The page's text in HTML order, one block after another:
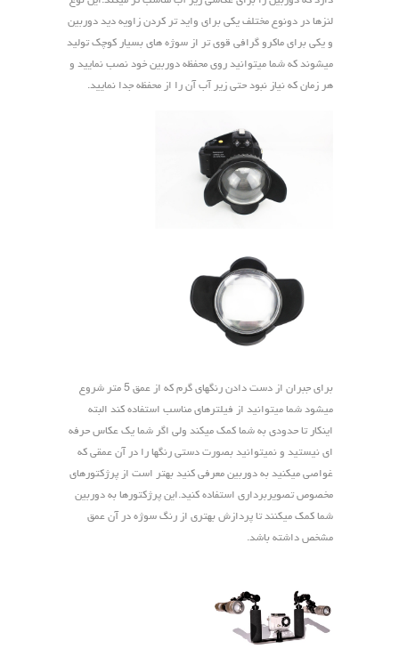
لنزها در دونوع مختلف یکی برای واید تر کردن زاویه دید دوربین
و یکی برای ماکرو گرافی قوی تر از سوژه های بسیار کوچک تولید
میشوند که شما میتوانید روی محفظه دوربین خود نصب نمایید و
هر زمان که نیاز نبود حتی زیر آب آن را از محفظه جدا نمایید.
برای جبران از دست دادن رنگهای گرم که از عمق 5 متر شروع
میشود شما میتوانید از فیلترهای مناسب استفاده کند البته
اینکار تا حدودی به شما کمک میکند ولی اگر شما یک عکاس حرفه
ای نیستید و نمیتوانید بصورت دستی رنگها را در آن عمقی که
غواصی میکنید به دوربین معرفی کنید بهتر است از پرژکتورهای
مخصوص تصویربرداری استفاده کنید.این پرژکتورها به دوربین
شما کمک میکنند تا پردازش بهتری از رنگ سوژه در آن عمق
مشخص داشته باشد.